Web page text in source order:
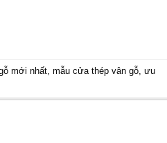
mới nhất,mẫu cửa thép vân gỗ,ưu